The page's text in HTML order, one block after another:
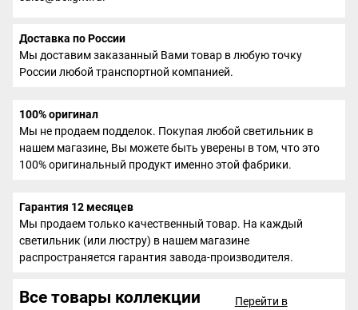
Доставка по России
Мы доставим заказанный Вами товар в любую точку
России любой транспортной компанией.
100% оригинал
Мы не продаем подделок. Покупая любой светильник в
нашем магазине, Вы можете быть уверены в том, что это
100% оригинальный продукт именно этой фабрики.
Гарантия 12 месяцев
Мы продаем только качественный товар. На каждый
светильник (или люстру) в нашем магазине
распространяется гарантия завода-производителя.
Все товары коллекции
Перейти в